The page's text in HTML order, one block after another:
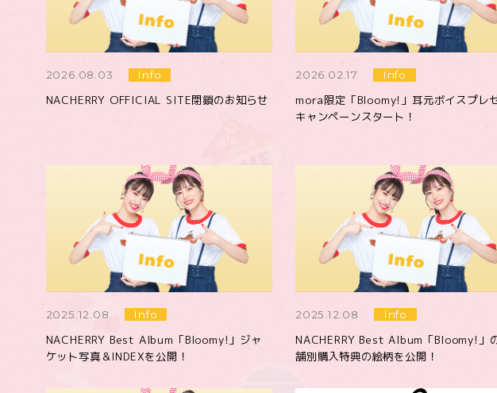
2026.08.03 Info
NACHERRY OFFICIAL SITE閉鎖のお知らせ
2026.02.17 Info
mora限定「Bloomy!」耳元ボイスプレ
キャンペーンスタート！
2025.12.08 Info
NACHERRY Best Album「Bloomy!」ジャ
ケット写真＆INDEXを公開！
2025.12.08 Info
NACHERRY Best Album「Bloomy!」
舗別購入特典の絵柄を公開！